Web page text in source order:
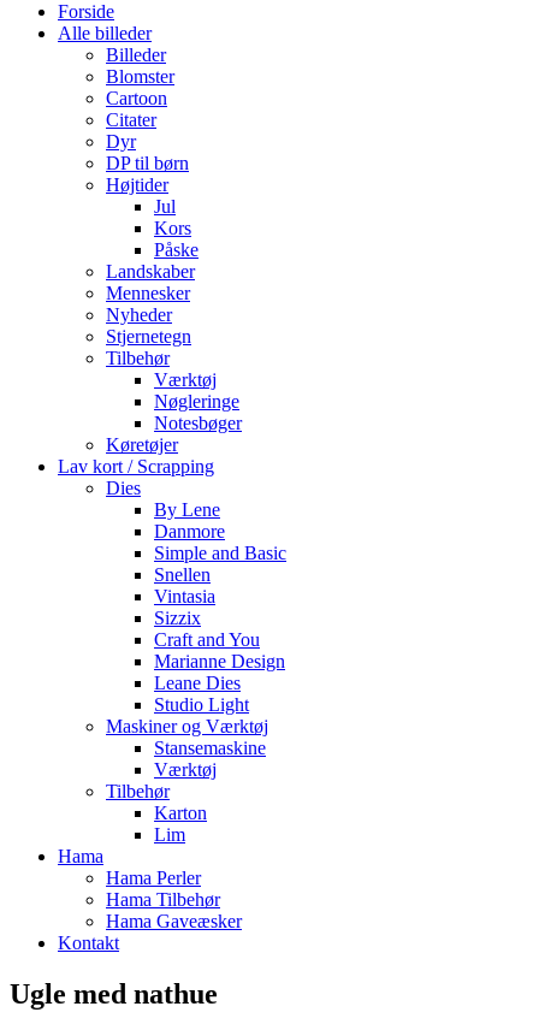
Forside
Alle billeder
Billeder
Blomster
Cartoon
Citater
Dyr
DP til børn
Højtider
Jul
Kors
Påske
Landskaber
Mennesker
Nyheder
Stjernetegn
Tilbehør
Værktøj
Nøgleringe
Notesbøger
Køretøjer
Lav kort / Scrapping
Dies
By Lene
Danmore
Simple and Basic
Snellen
Vintasia
Sizzix
Craft and You
Marianne Design
Leane Dies
Studio Light
Maskiner og Værktøj
Stansemaskine
Værktøj
Tilbehør
Karton
Lim
Hama
Hama Perler
Hama Tilbehør
Hama Gaveæsker
Kontakt
Ugle med nathue